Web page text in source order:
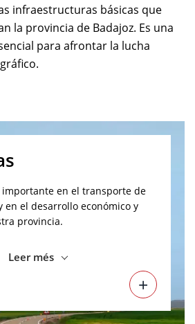
infraestructuras básicas que
la provincia de Badajoz. Es una
para afrontar la lucha
importante en el transporte de
en el desarrollo económico y
provincia.
Leer més
+